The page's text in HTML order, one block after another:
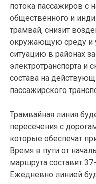
потока пассажиров с
общественного и
трамвай, снизит
окружающую среду и
ситуацию в районах
электротранспорта и
состава на
пассажирского
Трамвайная линия
пересечения с
которые обеспечат
Время в пути от
маршрута составит
Ежедневно линией